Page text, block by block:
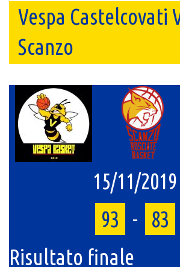
Vespa Castelcovati
Scanzo
15/11/2019
93
-
83
Risultato finale